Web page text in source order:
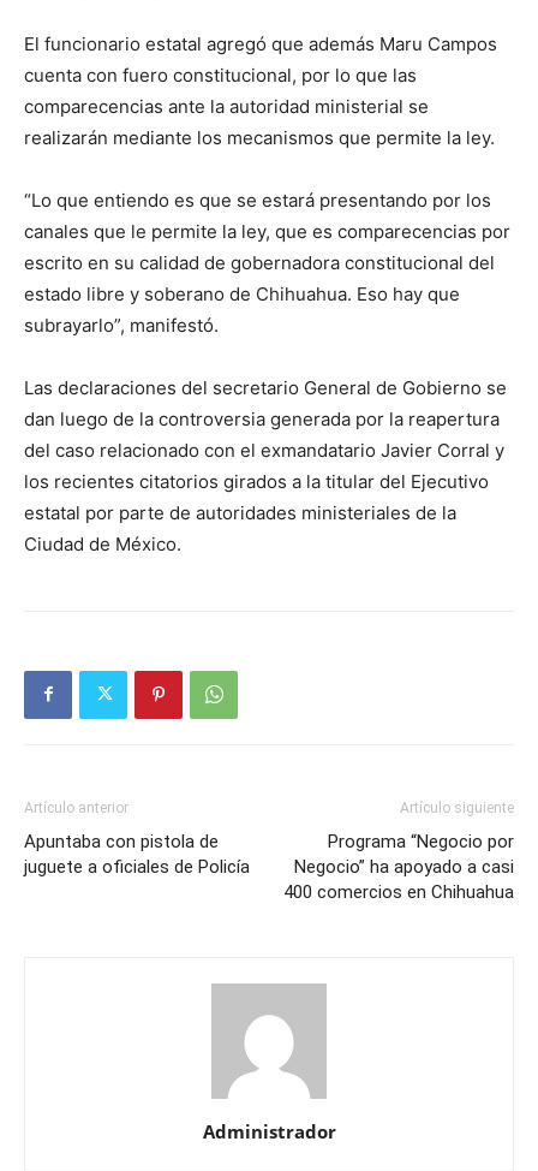
El funcionario estatal agregó que además Maru Campos
cuenta con fuero constitucional, por lo que las
comparecencias ante la autoridad ministerial se
realizarán mediante los mecanismos que permite la ley.
“Lo que entiendo es que se estará presentando por los
canales que le permite la ley, que es comparecencias por
escrito en su calidad de gobernadora constitucional del
estado libre y soberano de Chihuahua. Eso hay que
subrayarlo”, manifestó.
Las declaraciones del secretario General de Gobierno se
dan luego de la controversia generada por la reapertura
del caso relacionado con el exmandatario Javier Corral y
los recientes citatorios girados a la titular del Ejecutivo
estatal por parte de autoridades ministeriales de la
Ciudad de México.
Artículo anterior
Apuntaba con pistola de
juguete a oficiales de Policía
Artículo siguiente
Programa “Negocio por
Negocio” ha apoyado a casi
400 comercios en Chihuahua
Administrador